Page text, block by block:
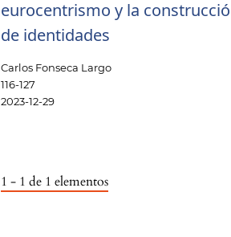
eurocentrismo y la
de identidades
Carlos Fonseca Largo
116-127
2023-12-29
1 - 1 de 1 elementos